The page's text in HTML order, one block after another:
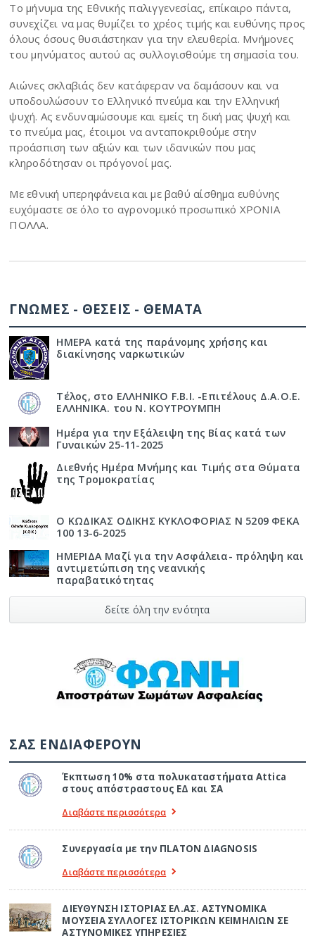
Το μήνυμα της Εθνικής παλιγγενεσίας, επίκαιρο πάντα,
συνεχίζει να μας θυμίζει το χρέος τιμής και ευθύνης προς
όλους όσους θυσιάστηκαν για την ελευθερία. Μνήμονες
του μηνύματος αυτού ας συλλογισθούμε τη σημασία του.
Αιώνες σκλαβιάς δεν κατάφεραν να δαμάσουν και να
υποδουλώσουν το Ελληνικό πνεύμα και την Ελληνική
ψυχή. Ας ενδυναμώσουμε και εμείς τη δική μας ψυχή και
το πνεύμα μας, έτοιμοι να ανταποκριθούμε στην
προάσπιση των αξιών και των ιδανικών που μας
κληροδότησαν οι πρόγονοί μας.
Με εθνική υπερηφάνεια και με βαθύ αίσθημα ευθύνης
ευχόμαστε σε όλο το αγρονομικό προσωπικό ΧΡΟΝΙΑ
ΠΟΛΛΑ.
ΓΝΩΜΕΣ - ΘΕΣΕΙΣ - ΘΕΜΑΤΑ
ΗΜΕΡΑ κατά της παράνομης χρήσης και
διακίνησης ναρκωτικών
Τέλος, στο ΕΛΛΗΝΙΚΟ F.B.I. -Επιτέλους Δ.Α.Ο.Ε.
ΕΛΛΗΝΙΚΑ. του Ν. ΚΟΥΤΡΟΥΜΠΗ
Ημέρα για την Εξάλειψη της Βίας κατά των
Γυναικών 25-11-2025
Διεθνής Ημέρα Μνήμης και Τιμής στα Θύματα
της Τρομοκρατίας
Ο ΚΩΔΙΚΑΣ ΟΔΙΚΗΣ ΚΥΚΛΟΦΟΡΙΑΣ Ν 5209 ΦΕΚΑ
100 13-6-2025
ΗΜΕΡΙΔΑ Μαζί για την Ασφάλεια- πρόληψη και
αντιμετώπιση της νεανικής
παραβατικότητας
δείτε όλη την ενότητα
ΣΑΣ ΕΝΔΙΑΦΕΡΟΥΝ
Έκπτωση 10% στα πολυκαταστήματα Attica
στους απόστραστους ΕΔ και ΣΑ
Διαβάστε περισσότερα
Συνεργασία με την ΠLATON ΔIAGNOSIS
Διαβάστε περισσότερα
ΔΙΕΥΘΥΝΣΗ ΙΣΤΟΡΙΑΣ ΕΛ.ΑΣ. ΑΣΤΥΝΟΜΙΚΑ
ΜΟΥΣΕΙΑ ΣΥΛΛΟΓΕΣ ΙΣΤΟΡΙΚΩΝ ΚΕΙΜΗΛΙΩΝ ΣΕ
ΑΣΤΥΝΟΜΙΚΕΣ ΥΠΗΡΕΣΙΕΣ